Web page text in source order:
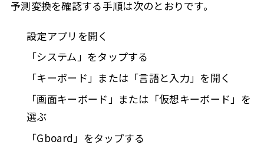
予測変換を確認する手順は次のとおりです。
設定アプリを開く
「システム」をタップする
「キーボード」または「言語と入力」を開く
「画面キーボード」または「仮想キーボード」を
選ぶ
「Gboard」をタップする